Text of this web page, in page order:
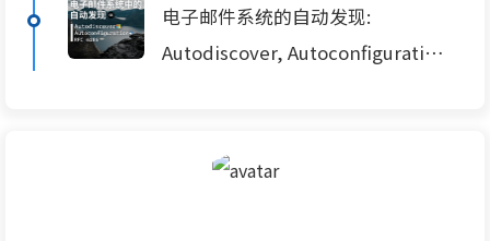
电子邮件系统的自动发现:
Autodiscover, Autoconfiguration